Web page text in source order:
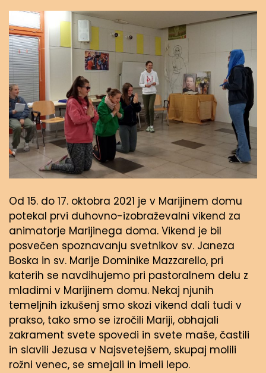
Od 15. do 17. oktobra 2021 je v Marijinem domu
potekal prvi duhovno-izobraževalni vikend za
animatorje Marijinega doma. Vikend je bil
posvečen spoznavanju svetnikov sv. Janeza
Boska in sv. Marije Dominike Mazzarello, pri
katerih se navdihujemo pri pastoralnem delu z
mladimi v Marijinem domu. Nekaj njunih
temeljnih izkušenj smo skozi vikend dali tudi v
prakso, tako smo se izročili Mariji, obhajali
zakrament svete spovedi in svete maše, častili
in slavili Jezusa v Najsvetejšem, skupaj molili
rožni venec, se smejali in imeli lepo.